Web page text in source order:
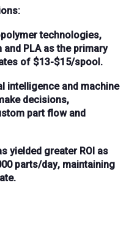
technologies,
and PLAas the primary
of $13-$15/spool.
intelligenceand machine
decisions,
part flow and
yielded greater ROI as
parts/day, maintaining